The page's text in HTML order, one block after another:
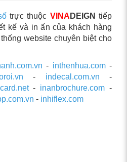
trực thuộc VINA DEIGN tiếp
kế và in ấn của khách hàng
website chuyên biệt cho
- inthenhua.com-
- indecal.com.vn -
- inanbrochure.com -
- inhiflex.com